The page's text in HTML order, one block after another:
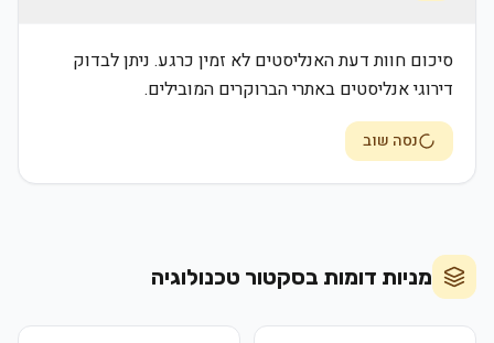
סיכום חוות דעת האנליסטים לא זמין כרגע. ניתן לבדוק
דירוגי אנליסטים באתרי הברוקרים המובילים.
נסה שוב
מניות דומות בסקטור טכנולוגיה